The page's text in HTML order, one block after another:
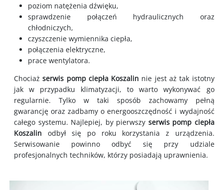
poziom natężenia dźwięku,
sprawdzenie połączeń hydraulicznych oraz
chłodniczych,
czyszczenie wymiennika ciepła,
połączenia elektryczne,
prace wentylatora.
Chociażserwis pomp ciepła Koszalin nie jest aż tak istotny
jak w przypadku klimatyzacji, to warto wykonywać go
regularnie. Tylko w taki sposób zachowamy pełną
gwarancję oraz zadbamy o energooszczędność i wydajność
całego systemu. Najlepiej, by pierwszy serwis pomp ciepła
Koszalin odbył się po roku korzystania z urządzenia.
Serwisowanie powinno odbyć się przy udziale
profesjonalnych techników, którzy posiadają uprawnienia.